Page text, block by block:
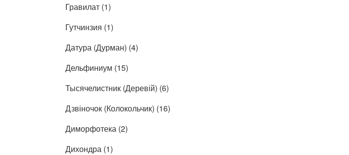
Гравилат (1)
Гутчинзия (1)
Датура (Дурман) (4)
Дельфиниум (15)
Тысячелистник (Деревій) (6)
Дзвіночок (Колокольчик) (16)
Диморфотека (2)
Дихондра (1)